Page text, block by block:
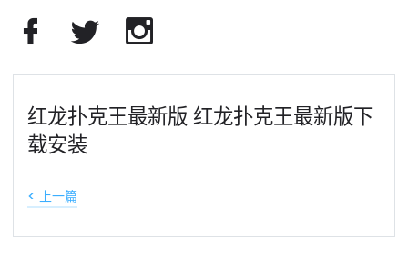
红龙扑克王最新版 红龙扑克王最新版下
载安装
< 上一篇